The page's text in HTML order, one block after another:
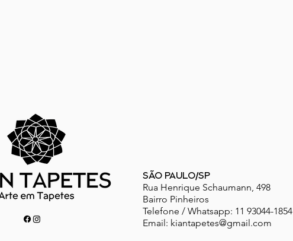
SÃO PAULO/SP
Rua Henrique Schaumann, 498
Bairro Pinheiros
Telefone / Whatsapp: 11 93044-1854
Email: kiantapetes@gmail.com